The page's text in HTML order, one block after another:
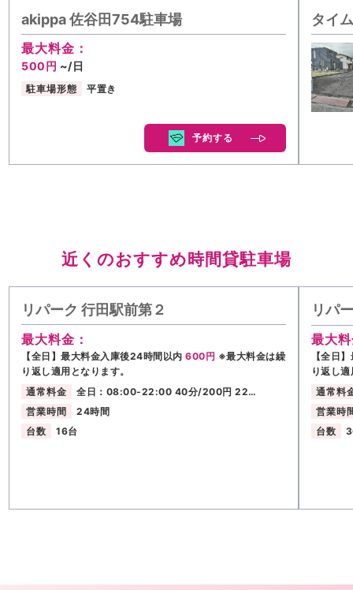
akippa 佐谷田754駐車場
最大料金：
500円 ~/日
駐車場形態 平置き
予約する
タイ
近くのおすすめ時間貸駐車場
リパーク 行田駅前第２
最大料金：
【全日】最大料金入庫後24時間以内600円 ※最大料金は繰
り返し適用となります。
通常料金
全日：08:00-22:00 40分/200円 22…
営業時間
24時間
台数
16台
リパ
最大
【全日
り返し
通常料
営業時
台数